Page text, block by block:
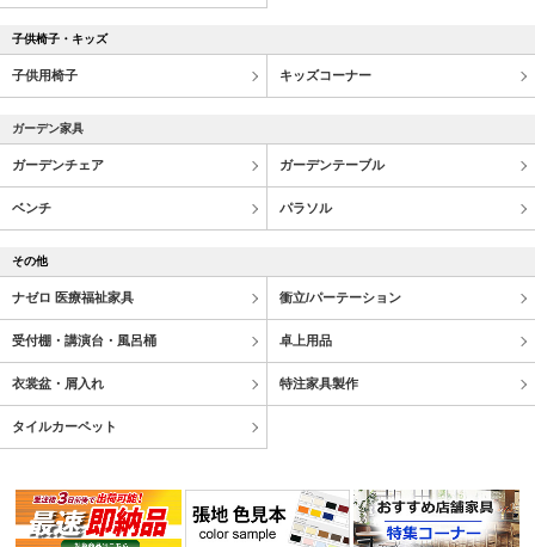
子供椅子・キッズ
子供用椅子 キッズコーナー
ガーデン家具
ガーデンチェア ガーデンテーブル
ベンチ パラソル
その他
ナゼロ 医療福祉家具 衝立/パーテーション
受付棚・講演台・風呂桶 卓上用品
衣裳盆・屑入れ 特注家具製作
タイルカーペット